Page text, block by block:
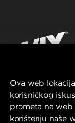
IMPRESSUM
YouTube
ul. Wrocławska
Ova web
korisničkog
prometa na web
korištenju naše